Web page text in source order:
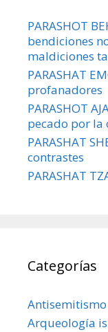
PARASHOT
bendiciones
maldiciones
PARASHAT
profanadores
PARASHOT
pecado por la
PARASHAT
contrastes
PARASHAT
Categorías
Antisemitismo
Arqueología